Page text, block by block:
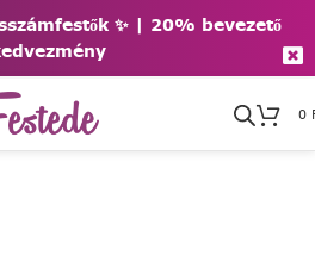
✨ | 20% bevezető
0